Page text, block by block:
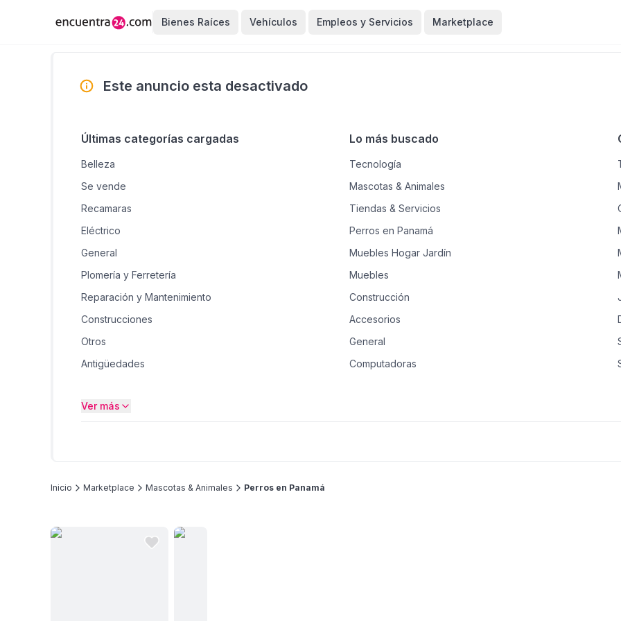
Bienes Raíces Vehículos Empleos y Servicios Marketplace
Este anuncio esta desactivado
Últimas categorías cargadas
Belleza
Se vende
Recamaras
Eléctrico
General
Plomería y Ferretería
Reparación y Mantenimiento
Construcciones
Otros
Antigüedades
Artículos de bebes
Lo más buscado
Tecnología
Mascotas & Animales
Tiendas & Servicios
Perros en Panamá
Muebles Hogar Jardín
Muebles
Construcción
Accesorios
General
Computadoras
Ver más
Inicio Marketplace Mascotas & Animales Perros en Panamá